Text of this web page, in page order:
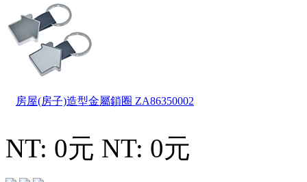
房屋(房子)造型金屬鎖圈 ZA86350002
NT: 0元 NT: 0元